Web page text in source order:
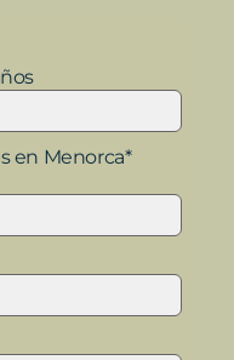
en Menorca*